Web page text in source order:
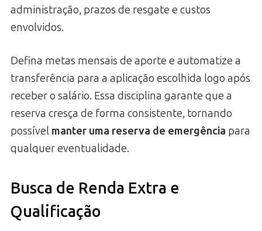
administração, prazos de resgate e custos
envolvidos.
Defina metas mensais de aporte e automatize a
transferência para a aplicação escolhida logo após
receber o salário. Essa disciplina garante que a
reserva cresça de forma consistente, tornando
possível manter uma reserva de emergência para
qualquer eventualidade.
Busca de Renda Extra e
Qualificação